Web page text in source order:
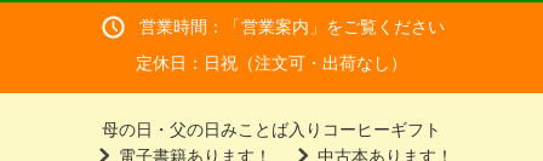
営業時間：「営業案内 」をご覧ください
定休日：日祝（注文可・出荷なし）
母の日・父の日みことば入りコーヒーギフト
電子書籍あります！
中古本あります！